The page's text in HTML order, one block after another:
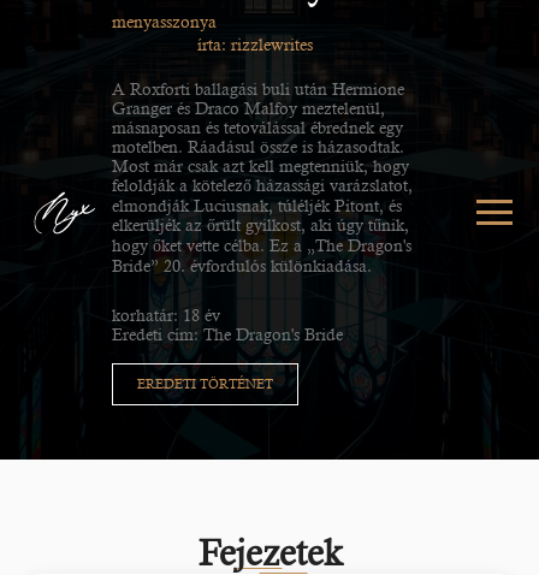
menyasszonya
írta: rizzlewrites
A Roxforti ballagási buli után Hermione
Granger és Draco Malfoy meztelenül,
másnaposan és tetoválással ébrednek egy
motelben. Ráadásul össze is házasodtak.
Most már csak azt kell megtenniük, hogy
feloldják a kötelező házassági varázslatot,
elmondják Luciusnak, túléljék Pitont, és
elkerüljék az őrült gyilkost, aki úgy tűnik,
hogy őket vette célba. Ez a „The Dragon's
Bride” 20. évfordulós különkiadása.
korhatár: 18 év
Eredeti cím: The Dragon's Bride
EREDETI TÖRTÉNET
Fejezetek